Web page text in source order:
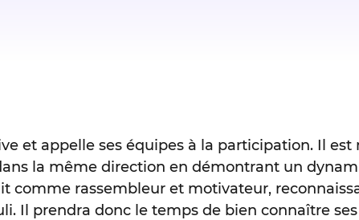
et appelle ses équipes à la participation. Il
la même direction en démontrant un
comme rassembleur et motivateur,
Il prendra donc le temps de bien connaître